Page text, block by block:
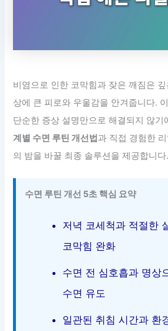
비염으로 인한 코막힘과 잦은 깨짐은
상에 큰 피로와 우울감을 안겨줍니다.
단순한 증상 설명만으로 해결되지 않기
계별 수면 루틴 개선법 과 직접 경험한
의 밤을 바꿀 최종 솔루션을 제공합니다.
수면 루틴 개선 5초 핵심 요약
저녁 코세척과 적절한
코막힘 완화
수면 전 심호흡과 명상
수면 유도
일관된 취침 시간과 환